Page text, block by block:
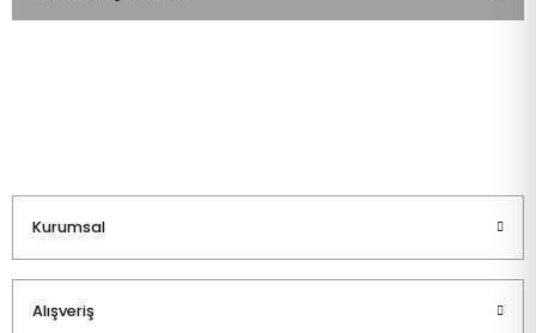
Kurumsal
Alışveriş